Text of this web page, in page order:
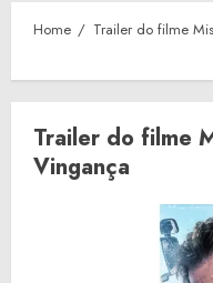
Home Trailer do filme
Trailer do filme
Vingança